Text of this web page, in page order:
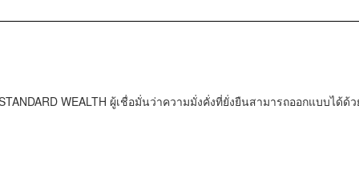
WEALTH ผู้เชื่อมั่นว่าความมั่งคั่งที่ยั่งยืนสามารถออกแบบได้ด้